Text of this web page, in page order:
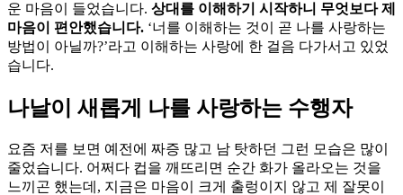
운 마음이 들었습니다. 상대를 이해하기 시작하니 무엇보다 제
마음이 편안했습니다. ‘너를 이해하는 것이 곧 나를 사랑하는
방법이 아닐까?’라고 이해하는 사랑에 한 걸음 다가서고 있었
습니다.
나날이 새롭게 나를 사랑하는 수행자
요즘 저를 보면 예전에 짜증 많고 남 탓하던 그런 모습은 많이
줄었습니다. 어쩌다 컵을 깨뜨리면 순간 화가 올라오는 것을
느끼곤 했는데, 지금은 마음이 크게 출렁이지 않고 제 잘못이